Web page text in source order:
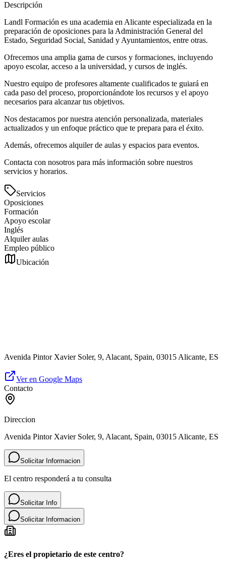
Descripción
Landl Formación es una academia en Alicante especializada en la
preparación de oposiciones para la Administración General del
Estado, Seguridad Social, Sanidad y Ayuntamientos, entre otras.
Ofrecemos una amplia gama de cursos y formaciones, incluyendo
apoyo escolar, acceso a la universidad, y cursos de inglés.
Nuestro equipo de profesores altamente cualificados te guiará en
cada paso del proceso, proporcionándote los recursos y el apoyo
necesarios para alcanzar tus objetivos.
Nos destacamos por nuestra atención personalizada, materiales
actualizados y un enfoque práctico que te prepara para el éxito.
Además, ofrecemos alquiler de aulas y espacios para eventos.
Contacta con nosotros para más información sobre nuestros
servicios y horarios.
Servicios
Oposiciones
Formación
Apoyo escolar
Inglés
Alquiler aulas
Empleo público
Ubicación
Avenida Pintor Xavier Soler, 9, Alacant, Spain, 03015 Alicante, ES
Ver en Google Maps
Contacto
Direccion
Avenida Pintor Xavier Soler, 9, Alacant, Spain, 03015 Alicante, ES
Solicitar Informacion
El centro responderá a tu consulta
Solicitar Info
Solicitar Informacion
¿Eres el propietario de este centro?